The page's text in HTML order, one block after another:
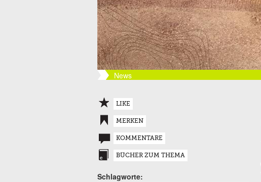
News
LIKE
MERKEN
KOMMENTARE
BÜCHER ZUM THEMA
Schlagworte: